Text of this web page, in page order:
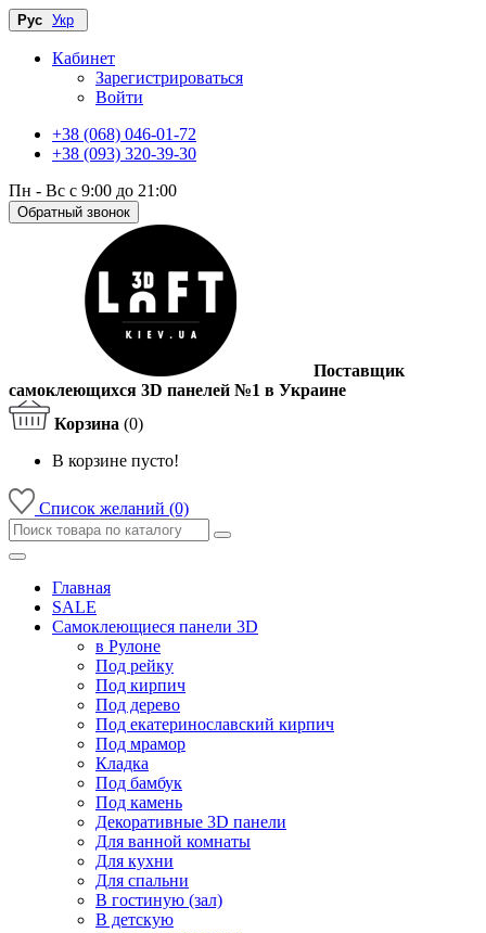
Рус Укр
Кабинет
Зарегистрироваться
Войти
+38 (068) 046-01-72
+38 (093) 320-39-30
Пн - Вс с 9:00 до 21:00
Обратный звонок
Поставщик
самоклеющихся 3D панелей №1 в Украине
Корзина (0)
В корзине пусто!
Список желаний (0)
Главная
SALE
Самоклеющиеся панели 3D
в Рулоне
Под рейку
Под кирпич
Под дерево
Под екатеринославский кирпич
Под мрамор
Кладка
Под бамбук
Под камень
Декоративные 3D панели
Для ванной комнаты
Для кухни
Для спальни
В гостиную (зал)
В детскую